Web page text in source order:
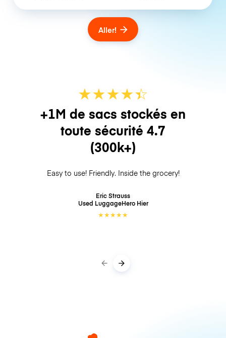
Aller!
★★★★☆
★
+1M de sacs stockés en
toute sécurité 4.7
(300k+)
Easy to use! Friendly. Inside the grocery!
Eric Strauss
Used LuggageHero Hier
★★★★★